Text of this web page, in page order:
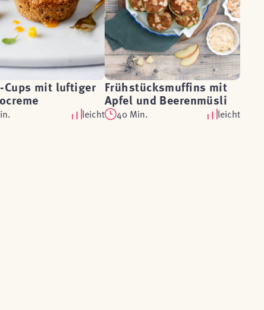
mit luftiger
leicht
Frühstücksmuffins mit
Apfel und Beerenmüsli
40 Min. leicht